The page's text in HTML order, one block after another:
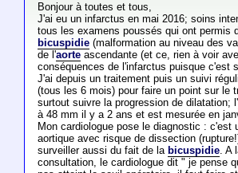
Bonjour à toutes et tous,
J'ai eu un infarctus en mai 2016; soins
tous les examens poussés qui ont permis
bicuspidie(malformation au niveau des
de l'aorteascendante (et ce, rien à voir
conséquences de l'infarctus puisque c'est
J'ai depuis un traitement puis un suivi
(tous les 6 mois) pour faire un point sur le
surtout suivre la progression de dilatation; l'
à 48 mm il y a 2 ans et est mesurée en
Mon cardiologue pose le diagnostic : c'est
aortique avec risque de dissection
surveiller aussi du fait de la bicuspidie. A
consultation, le cardiologue dit " je pense